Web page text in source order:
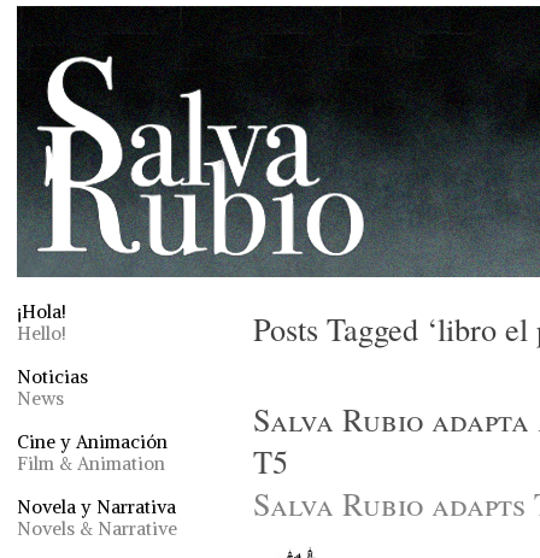
¡Hola!
Hello!
Noticias
News
Cine y Animación
Film & Animation
Novela y Narrativa
Novels & Narrative
Posts Tagged ‘libro
Salva Rubio
T5
Salva Rubio adapts